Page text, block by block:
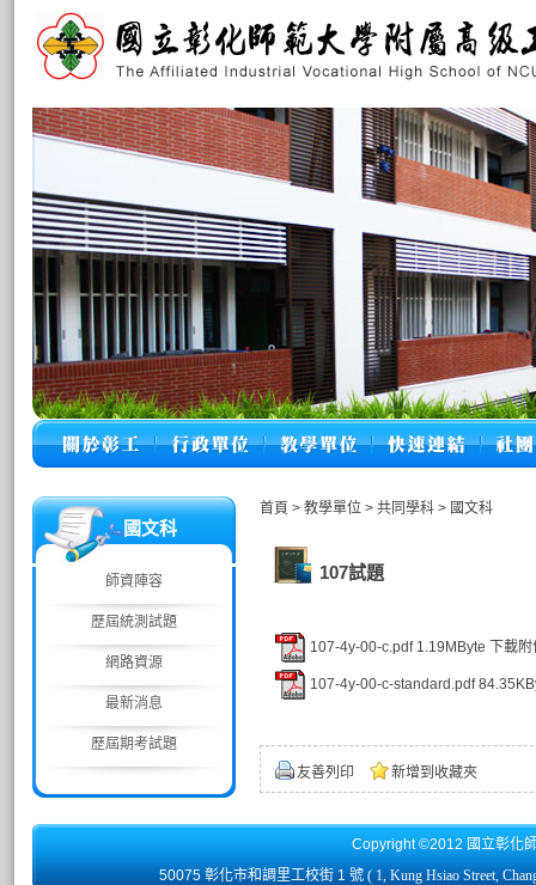
國文科
師資陣容
歷屆統測試題
網路資源
最新消息
歷屆期考試題
首頁 > 教學單位 > 共同學科 > 國文科
107試題
107-4y-00-c.pdf 1.19MByte 下載附
107-4y-00-c-standard.pdf
友善列印 新增到收藏夾
Copyright ©2012 國立彰化
50075 彰化市和調里工校街 1 號 ( 1, Kung Hsiao Street,